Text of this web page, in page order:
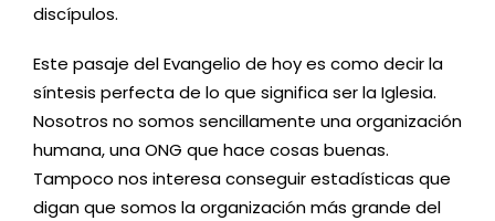
discípulos.
Este pasaje del Evangelio de hoy es como decir la
síntesis perfecta de lo que significa ser la Iglesia.
Nosotros no somos sencillamente una organización
humana, una ONG que hace cosas buenas.
Tampoco nos interesa conseguir estadísticas que
digan que somos la organización más grande del